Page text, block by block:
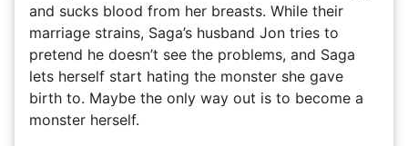
and sucks blood from her breasts. While their
marriage strains, Saga’s husband Jon tries to
pretend he doesn’t see the problems, and Saga
lets herself start hating the monster she gave
birth to. Maybe the only way out is to become a
monster herself.